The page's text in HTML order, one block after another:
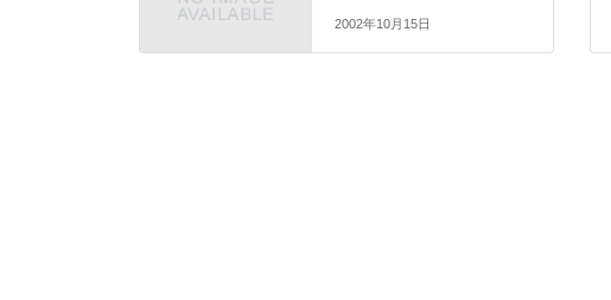
2002年10月15日